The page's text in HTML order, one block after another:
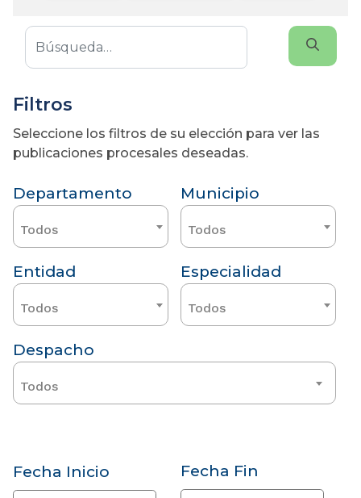
Filtros
Seleccione los filtros de su elección para ver las
publicaciones procesales deseadas.
Departamento
Todos
Municipio
Todos
Entidad
Todos
Especialidad
Todos
Despacho
Todos
Fecha Inicio Fecha Fin